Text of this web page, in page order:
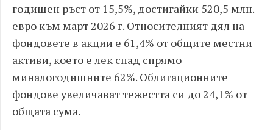
годишен ръст от 15,5%, достигайки 520,5 млн.
евро към март 2026 г. Относителният дял на
фондовете в акции е 61,4% от общите местни
активи, което е лек спад спрямо
миналогодишните 62%. Облигационните
фондове увеличават тежестта си до 24,1% от
общата сума.